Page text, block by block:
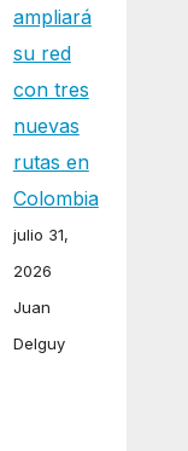
ampliará
su red
con tres
nuevas
rutas en
Colombia
julio 31,
2026
Juan
Delguy